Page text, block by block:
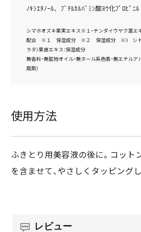
ﾉｷｼｴﾀﾉｰﾙ､ ﾌﾞﾁﾙｶﾙﾊﾞﾐﾝ酸ﾖｳ化ﾌﾟﾛﾋﾟﾆﾙ
シマホオズキ果実エキス※１・テンダイウヤク葉エ
配合 ※１ 保湿成分 ※２ 保湿成分 ※3 シトル
ラタ）果皮エキス：保湿成分
無香料・無鉱物オイル・無タール系色素・無エチルア
腐剤）
使用方法
ふきとり用美容液の後に。コット
を含ませて、やさしくタッピング
レビュー